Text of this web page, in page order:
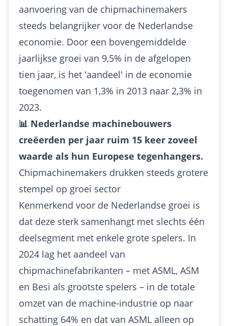
aanvoering van de chipmachinemakers
steeds belangrijker voor de Nederlandse
economie. Door een bovengemiddelde
jaarlijkse groei van 9,5% in de afgelopen
tien jaar, is het 'aandeel' in de economie
toegenomen van 1,3% in 2013 naar 2,3% in
2023.
📊 Nederlandse machinebouwers
creëerden per jaar ruim 15 keer zoveel
waarde als hun Europese tegenhangers.
Chipmachinemakers drukken steeds grotere
stempel op groei sector
Kenmerkend voor de Nederlandse groei is
dat deze sterk samenhangt met slechts één
deelsegment met enkele grote spelers. In
2024 lag het aandeel van
chipmachinefabrikanten – met ASML, ASM
en Besi als grootste spelers – in de totale
omzet van de machine-industrie op naar
schatting 64% en dat van ASML alleen op